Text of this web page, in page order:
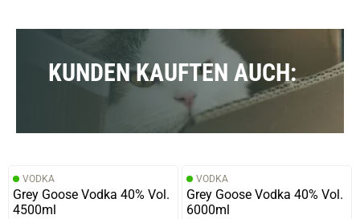
KUNDEN KAUFTEN AUCH:
VODKA
Grey Goose Vodka 40% Vol.
4500ml
VODKA
Grey Goose Vodka 40% Vol.
6000ml